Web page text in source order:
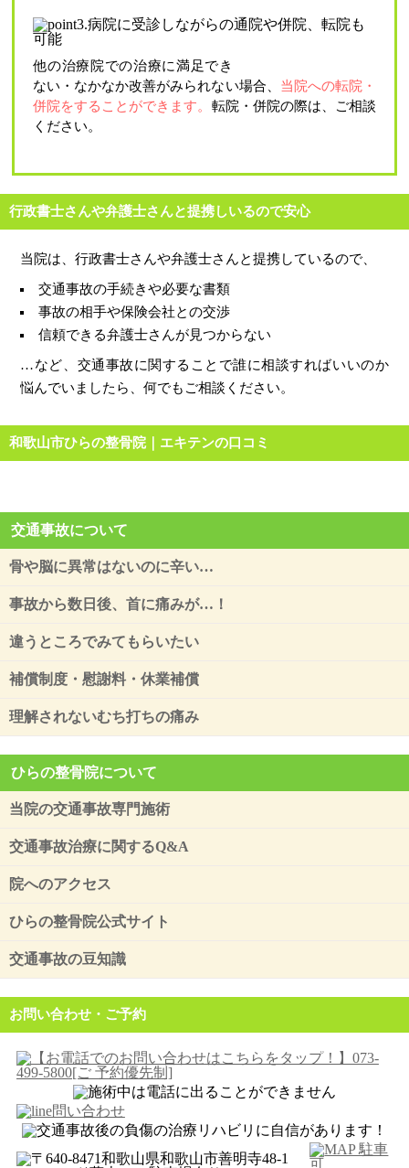
他の治療院での治療に満足でき
ない・なかなか改善がみられない場合、 当院への転院・
併院をすることができます。 転院・併院の際は、ご相談
ください。
行政書士さんや弁護士さんと提携しいるので安心
当院は、行政書士さんや弁護士さんと提携しているので、
交通事故の手続きや必要な書類
事故の相手や保険会社との交渉
信頼できる弁護士さんが見つからない
…など、交通事故に関することで誰に相談すればいいのか
悩んでいましたら、何でもご相談ください。
和歌山市ひらの整骨院｜エキテンの口コミ
交通事故について
骨や脳に異常はないのに辛い…
事故から数日後、首に痛みが…！
違うところでみてもらいたい
補償制度・慰謝料・休業補償
理解されないむち打ちの痛み
ひらの整骨院について
当院の交通事故専門施術
交通事故治療に関するQ&A
院へのアクセス
ひらの整骨院公式サイト
交通事故の豆知識
お問い合わせ・ご予約